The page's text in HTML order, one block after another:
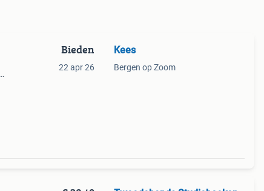
Bieden
22 apr 26
Kees
Bergen op Zoom